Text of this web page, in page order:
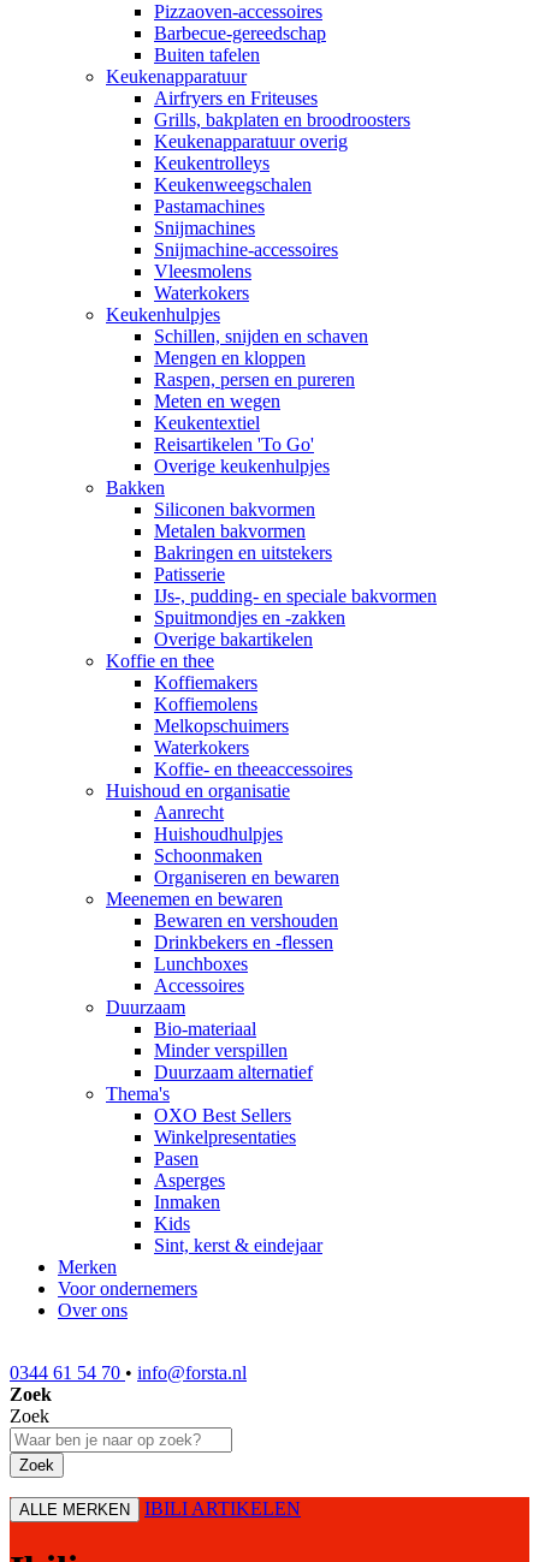
Pizzaoven-accessoires
Barbecue-gereedschap
Buiten tafelen
Keukenapparatuur
Airfryers en Friteuses
Grills, bakplaten en broodroosters
Keukenapparatuur overig
Keukentrolleys
Keukenweegschalen
Pastamachines
Snijmachines
Snijmachine-accessoires
Vleesmolens
Waterkokers
Keukenhulpjes
Schillen, snijden en schaven
Mengen en kloppen
Raspen, persen en pureren
Meten en wegen
Keukentextiel
Reisartikelen 'To Go'
Overige keukenhulpjes
Bakken
Siliconen bakvormen
Metalen bakvormen
Bakringen en uitstekers
Patisserie
IJs-, pudding- en speciale bakvormen
Spuitmondjes en -zakken
Overige bakartikelen
Koffie en thee
Koffiemakers
Koffiemolens
Melkopschuimers
Waterkokers
Koffie- en theeaccessoires
Huishoud en organisatie
Aanrecht
Huishoudhulpjes
Schoonmaken
Organiseren en bewaren
Meenemen en bewaren
Bewaren en vershouden
Drinkbekers en -flessen
Lunchboxes
Accessoires
Duurzaam
Bio-materiaal
Minder verspillen
Duurzaam alternatief
Thema's
OXO Best Sellers
Winkelpresentaties
Pasen
Asperges
Inmaken
Kids
Sint, kerst & eindejaar
Merken
Voor ondernemers
Over ons
0344 61 54 70 • info@forsta.nl
Zoek
Zoek
Zoek
ALLE MERKEN IBILI ARTIKELEN